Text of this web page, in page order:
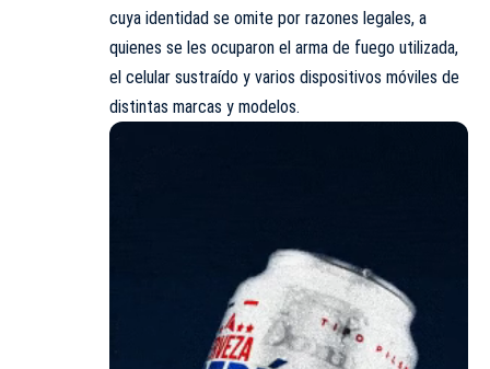
cuya identidad se omite por razones legales, a
quienes se les ocuparon el arma de fuego utilizada,
el celular sustraído y varios dispositivos móviles de
distintas marcas y modelos.